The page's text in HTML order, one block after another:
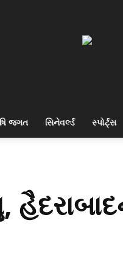
જગત સિનેવર્લ્ડ સ્પોર્ટ્સ